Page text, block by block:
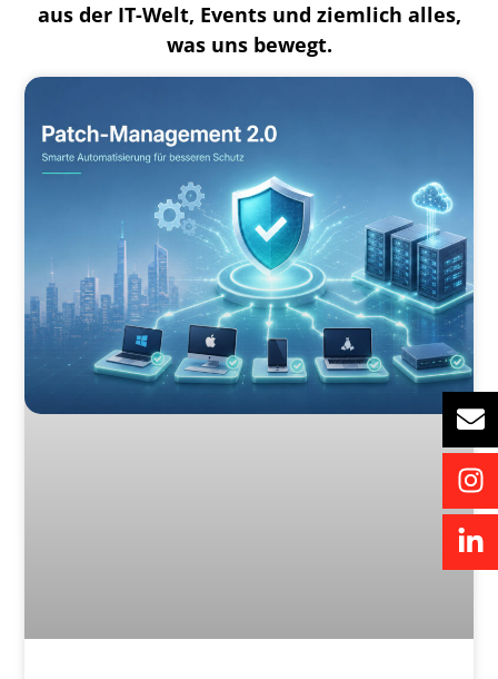
aus der IT-Welt, Events und ziemlich alles,
was uns bewegt.